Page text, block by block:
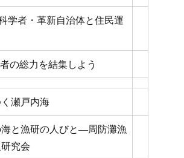
学者・革新自治体と住民運
の総力を結集しよう
瀬戸内海
と漁研の人びと―周防灘漁
究会